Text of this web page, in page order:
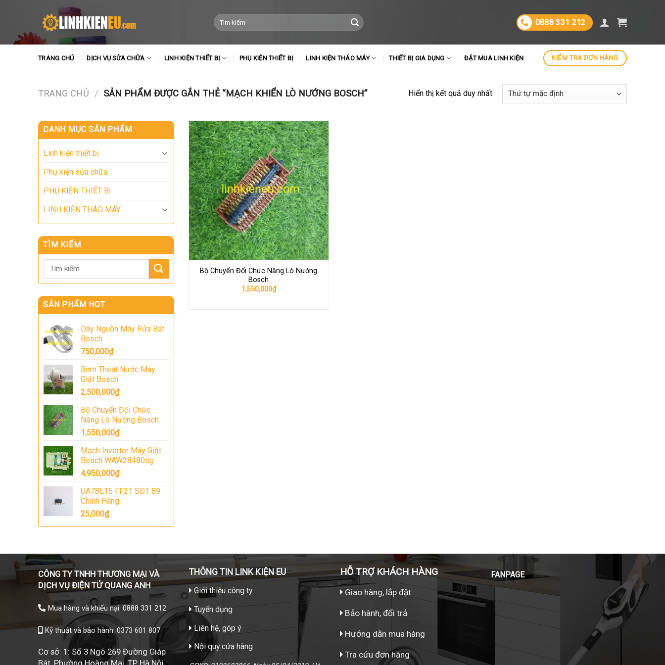
content
Tìm
kiếm:
0888 331 212
TRANG CHỦ DỊCH VỤ SỬA CHỮA LINH KIỆN THIẾT BỊ PHỤ KIỆN THIẾT BỊ LINH KIỆN THÁO MÁY THIẾT BỊ GIA DỤNG ĐẶT MUA LINH KIỆN KIỂM TRA ĐƠN HÀNG
TRANG CHỦ / SẢN PHẨM ĐƯỢC GẮN THẺ “MẠCH KHIỂN LÒ NƯỚNG BOSCH” Hiển thị kết quả duy nhất
DANH MỤC SẢN PHẨM
Linh kiện thiết bị
Phụ kiện sửa chữa
PHỤ KIỆN THIẾT BỊ
LINH KIỆN THÁO MÁY
TÌM KIẾM
Tìm
SẢN PHẨM HOT
Dây Nguồn Máy Rửa Bát
Bosch
750,000₫
Bơm Thoát Nước Máy
Giặt Bosch
2,500,000₫
Bộ Chuyển Đổi Chức
Năng Lò Nướng Bosch
1,550,000₫
Mạch Inverter Máy Giặt
Bosch WAW28480sg
4,950,000₫
UA78L15 FF21 SOT 89
Chính Hãng
25,000₫
Bộ Chuyển Đổi Chức Năng Lò Nướng
Bosch
1,550,000₫
CÔNG TY TNHH THƯƠNG MẠI VÀ
DỊCH VỤ ĐIỆN TỬ QUANG ANH
Mua hàng và khiếu nại: 0888 331 212
Kỹ thuật và bảo hành: 0373 601 807
Cơ sở 1: Số 3 Ngõ 269 Đường Giáp
THÔNG TIN LINK KIỆN EU
Giới thiệu công ty
Tuyển dụng
Liên hệ, góp ý
Nội quy cửa hàng
HỖ TRỢ KHÁCH HÀNG
Giao hàng, lắp đặt
Bảo hành, đổi trả
Hướng dẫn mua hàng
Tra cứu đơn hàng
FANPAGE